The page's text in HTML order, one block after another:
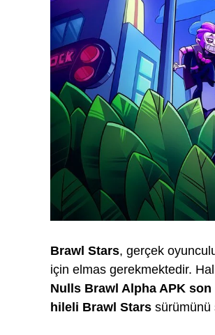
Brawl Stars, gerçek
için elmas gerekmektedir.
Nulls Brawl Alpha APK
hileli Brawl Stars sürümünü